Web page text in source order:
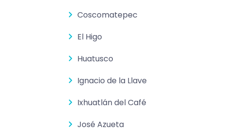
Coscomatepec
El Higo
Huatusco
Ignacio de la Llave
Ixhuatlán del Café
José Azueta